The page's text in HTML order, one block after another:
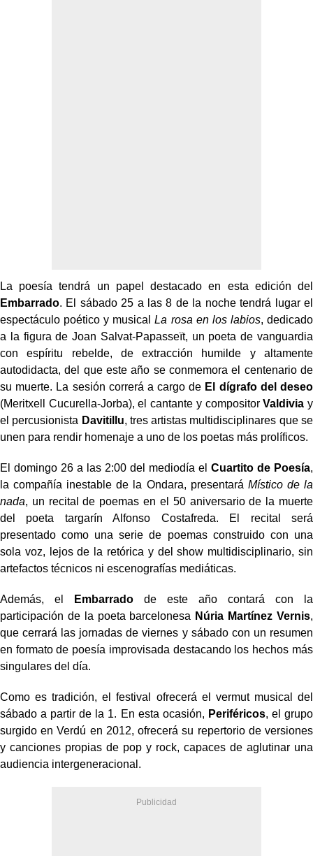
La poesía tendrá un papel destacado en esta edición del
Embarrado. El sábado 25 a las 8 de la noche tendrá lugar el
espectáculo poético y musicalLa rosa en los labios, dedicado
a la figura de Joan Salvat-Papasseït, un poeta de vanguardia
con espíritu rebelde, de extracción humilde y altamente
autodidacta, del que este año se conmemora el centenario de
su muerte. La sesión correrá a cargo de El dígrafo del deseo
(Meritxell Cucurella-Jorba), el cantante y compositorValdivia y
el percusionista Davitillu, tres artistas multidisciplinares que se
unen para rendir homenaje a uno de los poetas más prolíficos.
El domingo 26 a las 2:00 del mediodía el Cuartito de Poesía,
la compañía inestable de la Ondara, presentará Místico de la
nada, un recital de poemas en el 50 aniversario de la muerte
del poeta targarín Alfonso Costafreda. El recital será
presentado como una serie de poemas construido con una
sola voz, lejos de la retórica y del show multidisciplinario, sin
artefactos técnicos ni escenografías mediáticas.
Además, el Embarradode este año contará con la
participación de la poeta barcelonesa Núria Martínez Vernis,
que cerrará las jornadas de viernes y sábado con un resumen
en formato de poesía improvisada destacando los hechos más
singulares del día.
Como es tradición, el festival ofrecerá el vermut musical del
sábado a partir de la 1. En esta ocasión, Periféricos, el grupo
surgido en Verdú en 2012, ofrecerá su repertorio de versiones
y canciones propias de pop y rock, capaces de aglutinar una
audiencia intergeneracional.